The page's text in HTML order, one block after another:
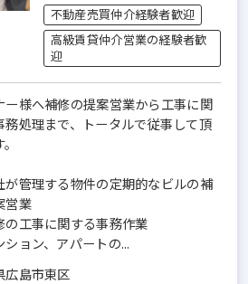
不動産売買仲介経験者歓迎
高級賃貸仲介営業の経験者歓
迎
ー様へ補修の提案営業から工事に関
務処理まで、トータルで従事して頂
管理する物件の定期的なビルの補
営業
工事に関する事務作業
ョン、アパートの...
広島市東区